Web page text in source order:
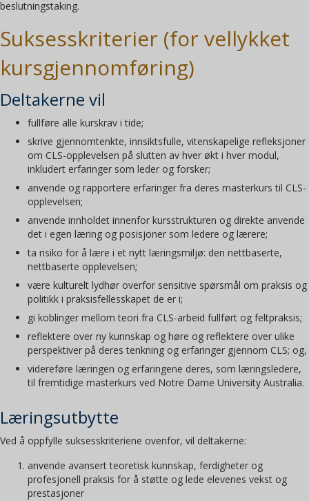
beslutningstaking.
Suksesskriterier (for vellykket
kursgjennomføring)
Deltakerne vil
fullføre alle kurskrav i tide;
skrive gjennomtenkte, innsiktsfulle, vitenskapelige refleksjoner
om CLS-opplevelsen på slutten av hver økt i hver modul,
inkludert erfaringer som leder og forsker;
anvende og rapportere erfaringer fra deres masterkurs til CLS-
opplevelsen;
anvende innholdet innenfor kursstrukturen og direkte anvende
det i egen læring og posisjoner som ledere og lærere;
ta risiko for å lære i et nytt læringsmiljø: den nettbaserte,
nettbaserte opplevelsen;
være kulturelt lydhør overfor sensitive spørsmål om praksis og
politikk i praksisfellesskapet de er i;
gi koblinger mellom teori fra CLS-arbeid fullført og feltpraksis;
reflektere over ny kunnskap og høre og reflektere over ulike
perspektiver på deres tenkning og erfaringer gjennom CLS; og,
videreføre læringen og erfaringene deres, som læringsledere,
til fremtidige masterkurs ved Notre Dame University Australia.
Læringsutbytte
Ved å oppfylle suksesskriteriene ovenfor, vil deltakerne:
anvende avansert teoretisk kunnskap, ferdigheter og
profesjonell praksis for å støtte og lede elevenes vekst og
prestasjoner